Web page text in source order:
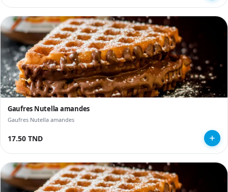
Gaufres Nutella amandes
Gaufres Nutella amandes
17.50 TND